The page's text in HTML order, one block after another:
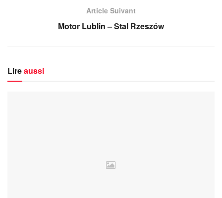
Article Suivant
Motor Lublin – Stal Rzeszów
Lireaussi